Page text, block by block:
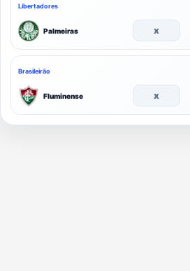
Libertadores
Palmeiras x
Brasileirão
Fluminense x